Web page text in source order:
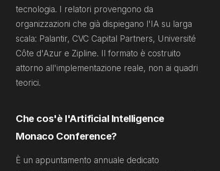
tecnologia. I relatori provengono da
organizzazioni che già dispiegano l'IA su larga
scala: Palantir, CVC Capital Partners, Université
Côte d'Azur e Zipline. Il formato è costruito
attorno all'implementazione reale, non ai quadri
teorici.
Che cos'è l'Artificial Intelligence
Monaco Conference?
È un appuntamento annuale dedicato